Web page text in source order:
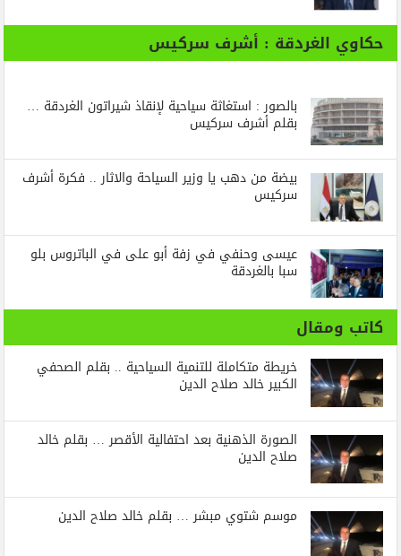
حكاوي الغردقة : أشرف سركيس
بالصور : استغاثة سياحية لإنقاذ شيراتون الغردقة …
بقلم أشرف سركيس
بيضة من دهب يا وزير السياحة والاثار .. فكرة أشرف
سركيس
عيسى وحنفي في زفة أبو على في الباتروس بلو
سبا بالغردقة
كاتب ومقال
خريطة متكاملة للتنمية السياحية .. بقلم الصحفي
الكبير خالد صلاح الدين
الصورة الذهنية بعد احتفالية الأقصر … بقلم خالد
صلاح الدين
موسم شتوي مبشر … بقلم خالد صلاح الدين